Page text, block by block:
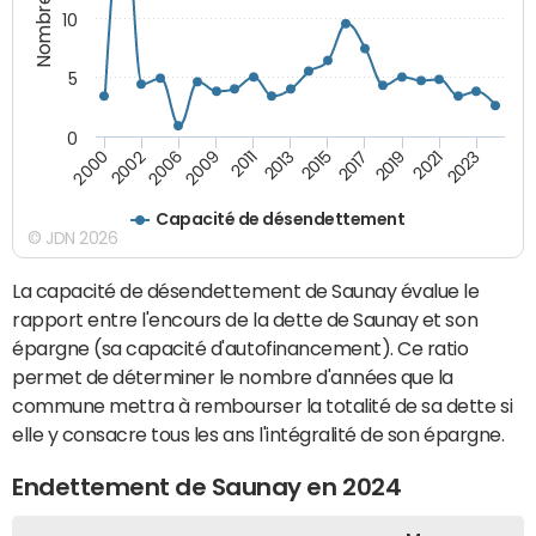
Capacité de désendettement
2000200220062009 2011 2013 2015 2017 2019 20212023
0
5
10
© JDN 2026
La capacité de désendettement de Saunay évalue le
rapport entre l'encours de la dette de Saunay et son
épargne (sa capacité d'autofinancement). Ce ratio
permet de déterminer le nombre d'années que la
commune mettra à rembourser la totalité de sa dette si
elle y consacre tous les ans l'intégralité de son épargne.
Endettement de Saunay en 2024